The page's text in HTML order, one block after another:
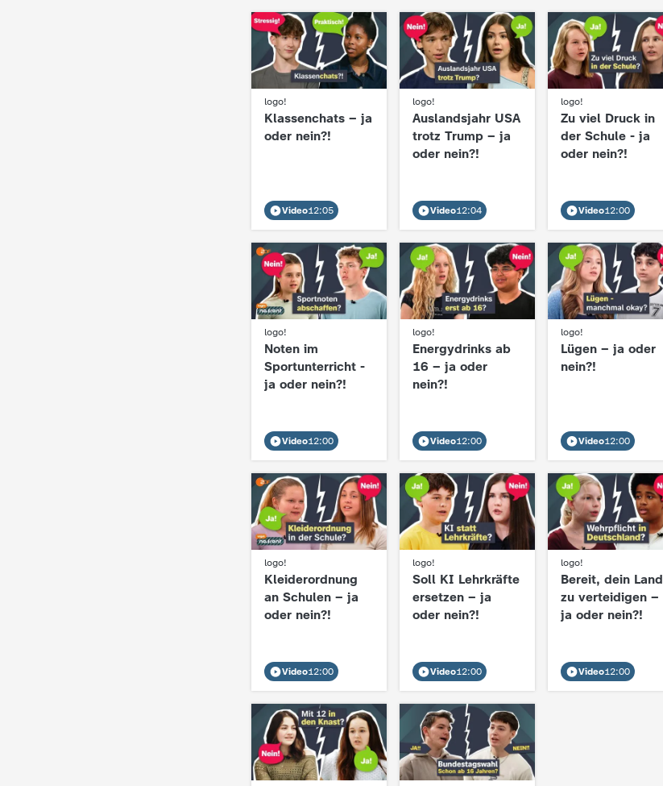
logo!
:
Klassenchats – ja
oder nein?!
Video12:05
logo!
:
Auslandsjahr USA
trotz Trump – ja
oder nein?!
Video12:04
logo!
:
Zu viel Druck in
der Schule - ja
oder nein?!
Video12:00
logo!
:
Noten im
Sportunterricht -
ja oder nein?!
Video12:00
logo!
:
Energydrinks ab
16 – ja oder
nein?!
Video12:00
logo!
:
Lügen – ja oder
nein?!
Video12:00
logo!
:
Kleiderordnung
an Schulen – ja
oder nein?!
Video12:00
logo!
:
Soll KI Lehrkräfte
ersetzen – ja
oder nein?!
Video12:00
logo!
:
Bereit, dein Land
zu verteidigen –
ja oder nein?!
Video12:00